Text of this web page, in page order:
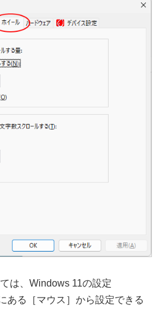
は、Windows 11の設定
ある［マウス］から設定できる